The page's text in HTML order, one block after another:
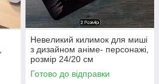
Невеликий килимок для миші
з дизайном аніме- персонажі,
розмір 24/20 см
Готово до відправки